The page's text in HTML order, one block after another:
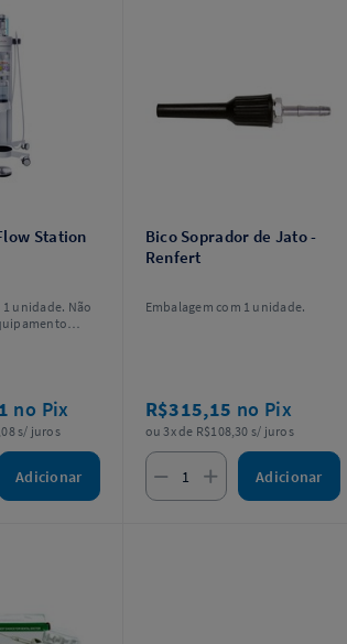
Station
1 unidade. Não
no Pix
s/ juros
Adicionar
Bico Soprador de Jato -
Renfert
Embalagem com 1 unidade.
R$315,15 no Pix
ou 3x de R$108,30 s/ juros
Adicionar